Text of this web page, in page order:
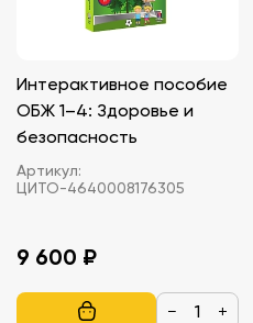
Интерактивное пособие
ОБЖ 1–4: Здоровье и
безопасность
Артикул:
ЦИТО-4640008176305
9 600 ₽
− +